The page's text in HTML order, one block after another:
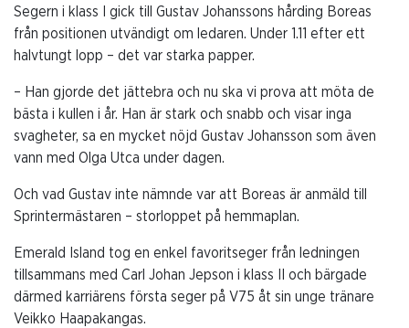
Segern i klass I gick till Gustav Johanssons hårding Boreas
från positionen utvändigt om ledaren. Under 1.11 efter ett
halvtungt lopp – det var starka papper.
– Han gjorde det jättebra och nu ska vi prova att möta de
bästa i kullen i år. Han är stark och snabb och visar inga
svagheter, sa en mycket nöjd Gustav Johansson som även
vann med Olga Utca under dagen.
Och vad Gustav inte nämnde var att Boreas är anmäld till
Sprintermästaren – storloppet på hemmaplan.
Emerald Island tog en enkel favoritseger från ledningen
tillsammans med Carl Johan Jepson i klass II och bärgade
därmed karriärens första seger på V75 åt sin unge tränare
Veikko Haapakangas.